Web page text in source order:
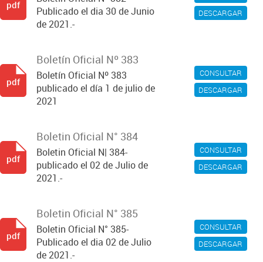
DESCARGAR
Publicado el dia 30 de Junio
de 2021.-
pdf
CONSULTAR
DESCARGAR
Boletín Oficial Nº 383
Boletín Oficial Nº 383
publicado el día 1 de julio de
2021
pdf
CONSULTAR
DESCARGAR
Boletin Oficial N° 384
Boletin Oficial N| 384-
publicado el 02 de Julio de
2021.-
pdf
CONSULTAR
DESCARGAR
Boletin Oficial N° 385
Boletin Oficial N° 385-
Publicado el dia 02 de Julio
de 2021.-
pdf